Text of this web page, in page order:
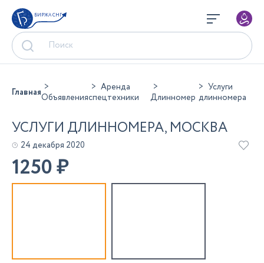
БИРЖА СНГ
ГлавнаяОбъявления
Аренда
спецтехники
Длинномер
Услуги
длинномера
УСЛУГИ ДЛИННОМЕРА, МОСКВА
24 декабря 2020
1250₽